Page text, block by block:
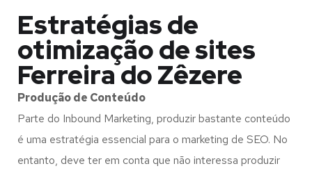
Estratégias de
otimização de sites
Ferreira do Zêzere
Produção de Conteúdo
Parte do Inbound Marketing, produzir bastante conteúdo
é uma estratégia essencial para o marketing de SEO. No
entanto, deve ter em conta que não interessa produzir